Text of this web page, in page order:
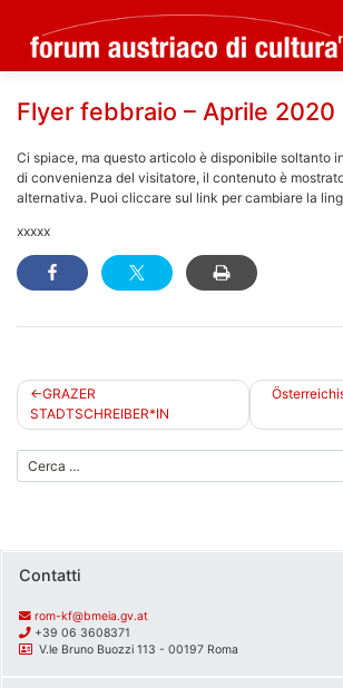
SkipFlyer febbraio – Aprile 2020
Ci spiace, ma questo articolo è disponibile soltanto in
di convenienza del visitatore, il contenuto è
alternativa. Puoi cliccare sul link per cambiare la
xxxxx
Navigazione
articoli
GRAZER
STADTSCHREIBER*IN
Contatti
rom-kf@bmeia.gv.at
+39 06 3608371
V.le Bruno Buozzi 113 - 00197 Roma